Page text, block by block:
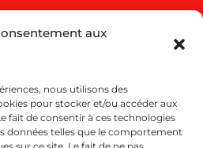
aux
nous utilisons des
pour stocker et/ou accéder aux
fait de consentir à ces technologies
données telles que le comportement